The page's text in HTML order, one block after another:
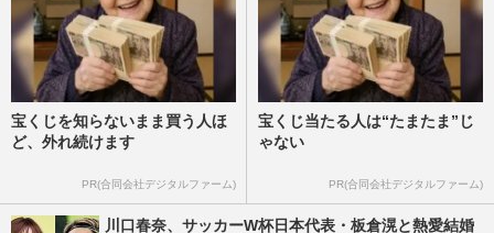
宝くじを知らないまま買う人ほ
ど、外れ続けます
PR(合同会社デジタルファーム)
宝くじ当たる人は“たまたま”じ
ゃない
PR(合同会社デジタルファーム)
川口春奈、サッカーW杯日本代表・板倉滉と熱愛結婚